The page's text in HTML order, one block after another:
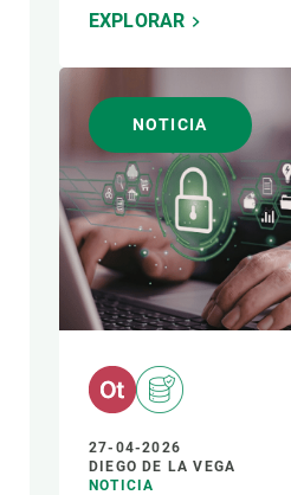
EXPLORAR
NOTICIA
27-04-2026
DIEGO DE LA VEGA
NOTICIA